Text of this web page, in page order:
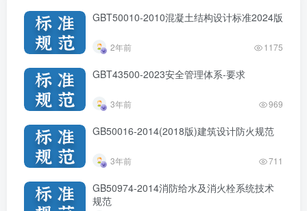
GBT50010-2010混凝土结构设计标准2024版
2年前 1175
GBT43500-2023安全管理体系-要求
3年前 969
GB50016-2014(2018版)建筑设计防火规范
3年前 711
GB50974-2014消防给水及消火栓系统技术
规范